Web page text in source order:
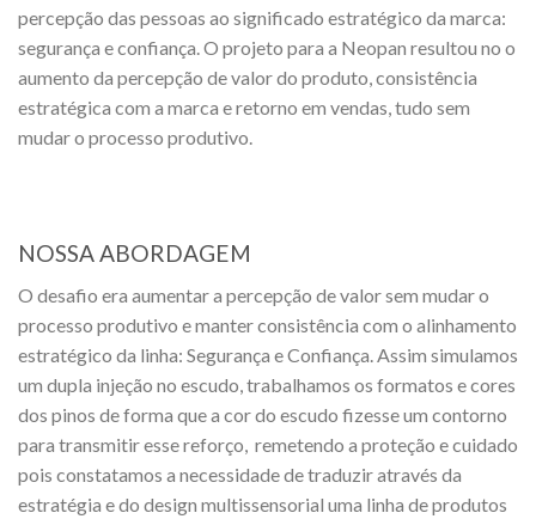
percepção das pessoas ao significado estratégico da marca:
segurança e confiança. O projeto para a Neopan resultou no o
aumento da percepção de valor do produto, consistência
estratégica com a marca e retorno em vendas, tudo sem
mudar o processo produtivo.
NOSSA ABORDAGEM
O desafio era aumentar a percepção de valor sem mudar o
processo produtivo e manter consistência com o alinhamento
estratégico da linha: Segurança e Confiança. Assim simulamos
um dupla injeção no escudo, trabalhamos os formatos e cores
dos pinos de forma que a cor do escudo fizesse um contorno
para transmitir esse reforço, remetendo a proteção e cuidado
pois constatamos a necessidade de traduzir através da
estratégia e do design multissensorial uma linha de produtos